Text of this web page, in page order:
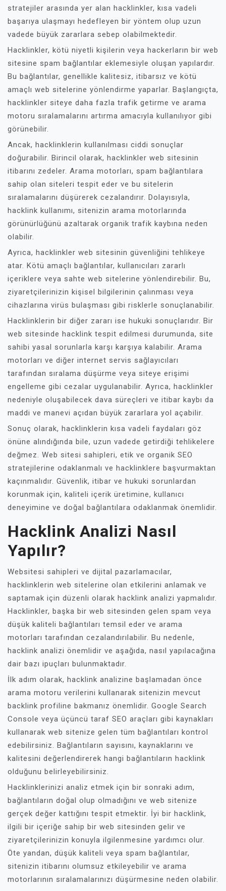
stratejiler arasında yer alan hacklinkler, kısa vadeli
başarıya ulaşmayı hedefleyen bir yöntem olup uzun
vadede büyük zararlara sebep olabilmektedir.
Hacklinkler, kötü niyetli kişilerin veya hackerların bir web
sitesine spam bağlantılar eklemesiyle oluşan yapılardır.
Bu bağlantılar, genellikle kalitesiz, itibarsız ve kötü
amaçlı web sitelerine yönlendirme yaparlar. Başlangıçta,
hacklinkler siteye daha fazla trafik getirme ve arama
motoru sıralamalarını artırma amacıyla kullanılıyor gibi
görünebilir.
Ancak, hacklinklerin kullanılması ciddi sonuçlar
doğurabilir. Birincil olarak, hacklinkler web sitesinin
itibarını zedeler. Arama motorları, spam bağlantılara
sahip olan siteleri tespit eder ve bu sitelerin
sıralamalarını düşürerek cezalandırır. Dolayısıyla,
hacklink kullanımı, sitenizin arama motorlarında
görünürlüğünü azaltarak organik trafik kaybına neden
olabilir.
Ayrıca, hacklinkler web sitesinin güvenliğini tehlikeye
atar. Kötü amaçlı bağlantılar, kullanıcıları zararlı
içeriklere veya sahte web sitelerine yönlendirebilir. Bu,
ziyaretçilerinizin kişisel bilgilerinin çalınması veya
cihazlarına virüs bulaşması gibi risklerle sonuçlanabilir.
Hacklinklerin bir diğer zararı ise hukuki sonuçlarıdır. Bir
web sitesinde hacklink tespit edilmesi durumunda, site
sahibi yasal sorunlarla karşı karşıya kalabilir. Arama
motorları ve diğer internet servis sağlayıcıları
tarafından sıralama düşürme veya siteye erişimi
engelleme gibi cezalar uygulanabilir. Ayrıca, hacklinkler
nedeniyle oluşabilecek dava süreçleri ve itibar kaybı da
maddi ve manevi açıdan büyük zararlara yol açabilir.
Sonuç olarak, hacklinklerin kısa vadeli faydaları göz
önüne alındığında bile, uzun vadede getirdiği tehlikelere
değmez. Web sitesi sahipleri, etik ve organik SEO
stratejilerine odaklanmalı ve hacklinklere başvurmaktan
kaçınmalıdır. Güvenlik, itibar ve hukuki sorunlardan
korunmak için, kaliteli içerik üretimine, kullanıcı
deneyimine ve doğal bağlantılara odaklanmak önemlidir.
Hacklink Analizi Nasıl
Yapılır?
Websitesi sahipleri ve dijital pazarlamacılar,
hacklinklerin web sitelerine olan etkilerini anlamak ve
saptamak için düzenli olarak hacklink analizi yapmalıdır.
Hacklinkler, başka bir web sitesinden gelen spam veya
düşük kaliteli bağlantıları temsil eder ve arama
motorları tarafından cezalandırılabilir. Bu nedenle,
hacklink analizi önemlidir ve aşağıda, nasıl yapılacağına
dair bazı ipuçları bulunmaktadır.
İlk adım olarak, hacklink analizine başlamadan önce
arama motoru verilerini kullanarak sitenizin mevcut
backlink profiline bakmanız önemlidir. Google Search
Console veya üçüncü taraf SEO araçları gibi kaynakları
kullanarak web sitenize gelen tüm bağlantıları kontrol
edebilirsiniz. Bağlantıların sayısını, kaynaklarını ve
kalitesini değerlendirerek hangi bağlantıların hacklink
olduğunu belirleyebilirsiniz.
Hacklinklerinizi analiz etmek için bir sonraki adım,
bağlantıların doğal olup olmadığını ve web sitenize
gerçek değer kattığını tespit etmektir. İyi bir hacklink,
ilgili bir içeriğe sahip bir web sitesinden gelir ve
ziyaretçilerinizin konuyla ilgilenmesine yardımcı olur.
Öte yandan, düşük kaliteli veya spam bağlantılar,
sitenizin itibarını olumsuz etkileyebilir ve arama
motorlarının sıralamalarınızı düşürmesine neden olabilir.